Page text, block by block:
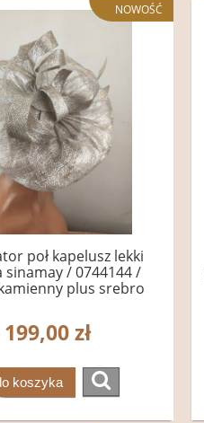
poł kapelusz lekki
sinamay / 0744144 /
plus srebro
199,00 zł
koszyka
NOWOŚĆ